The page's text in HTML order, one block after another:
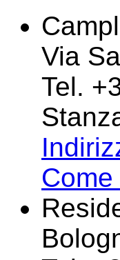
Via
Tel.